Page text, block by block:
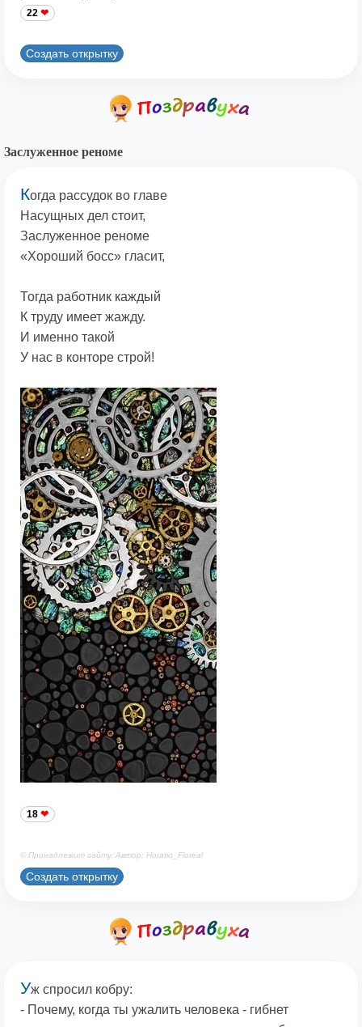
22
Создать открытку
Заслуженное реноме
Когда рассудок во главе
Насущных дел стоит,
Заслуженное реноме
«Хороший босс» гласит,
Тогда работник каждый
К труду имеет жажду.
И именно такой
У нас в конторе строй!
18
© Принадлежит сайту. Автор: Horatio_Floreal
Создать открытку
Уж спросил кобру:
- Почему, когда ты ужалить человека - гибнет